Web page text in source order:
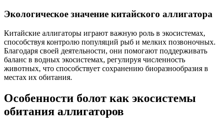
Экологическое значение китайского аллигатора
Китайские аллигаторы играют важную роль в экосистемах,
способствуя контролю популяций рыб и мелких позвоночных.
Благодаря своей деятельности, они помогают поддерживать
баланс в водных экосистемах, регулируя численность
животных, что способствует сохранению биоразнообразия в
местах их обитания.
Особенности болот как экосистемы
обитания аллигаторов